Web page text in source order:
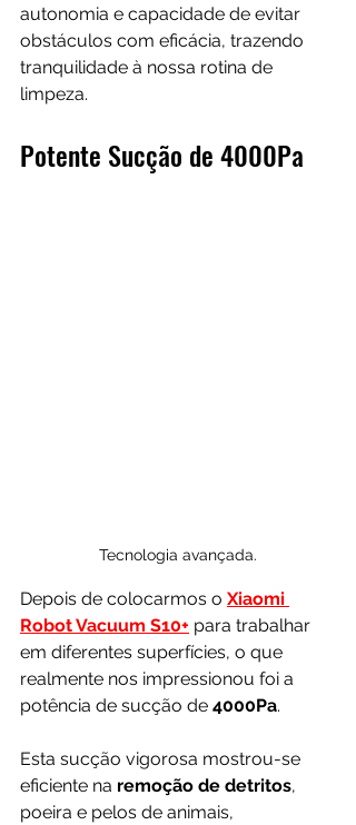
autonomia e capacidade de evitar
obstáculos com eficácia, trazendo
tranquilidade à nossa rotina de
limpeza.
Potente Sucção de 4000Pa
Tecnologia avançada.
Depois de colocarmos o Xiaomi
Robot Vacuum S10+ para trabalhar
em diferentes superfícies, o que
realmente nos impressionou foi a
potência de sucção de 4000Pa.
Esta sucção vigorosa mostrou-se
eficiente na remoção de detritos,
poeira e pelos de animais,